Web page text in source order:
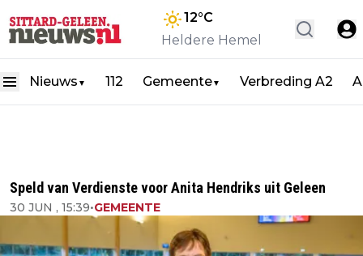
12°C
Heldere Hemel
Nieuws ▼ 112 Gemeente▼ Verbreding A2
Speld van Verdienste voor Anita Hendriks uit Geleen
30 JUN , 15:39•GEMEENTE